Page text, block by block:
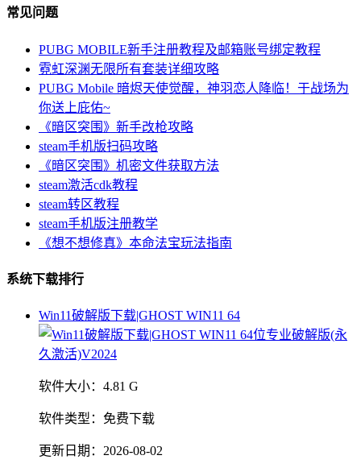
常见问题
PUBG MOBILE新手注册教程及邮箱账号绑定教程
霓虹深渊无限所有套装详细攻略
PUBG Mobile 暗烬天使觉醒，神羽恋人降临！于战场为
你送上庇佑~
《暗区突围》新手改枪攻略
steam手机版扫码攻略
《暗区突围》机密文件获取方法
steam激活cdk教程
steam转区教程
steam手机版注册教学
《想不想修真》本命法宝玩法指南
系统下载排行
Win11破解版下载|GHOST WIN11 64
软件大小： 4.81 G
软件类型： 免费下载
更新日期： 2026-08-02